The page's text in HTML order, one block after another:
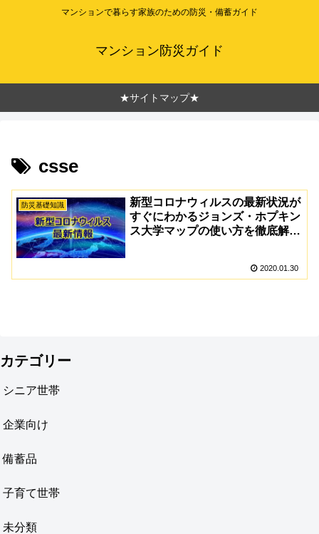
マンションで暮らす家族のための防災・備蓄ガイド
マンション防災ガイド
★サイトマップ★
csse
防災基礎知識
新型コロナウィルスの最新状況が
すぐにわかるジョンズ・ホプキン
ス大学マップの使い方を徹底解
2020.01.30
カテゴリー
シニア世帯
企業向け
備蓄品
子育て世帯
未分類